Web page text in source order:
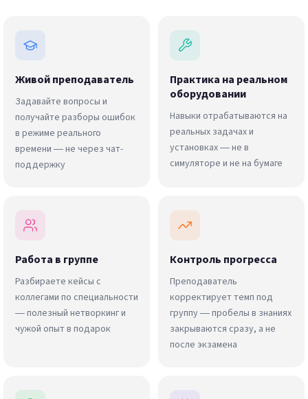
Живой преподаватель
Задавайте вопросы и
получайте разборы ошибок
в режиме реального
времени — не через чат-
поддержку
Практика на реальном
оборудовании
Навыки отрабатываются на
реальных задачах и
установках — не в
симуляторе и не на бумаге
Работа в группе
Разбираете кейсы с
коллегами по специальности
— полезный нетворкинг и
чужой опыт в подарок
Контроль прогресса
Преподаватель
корректирует темп под
группу — пробелы в знаниях
закрываются сразу, а не
после экзамена